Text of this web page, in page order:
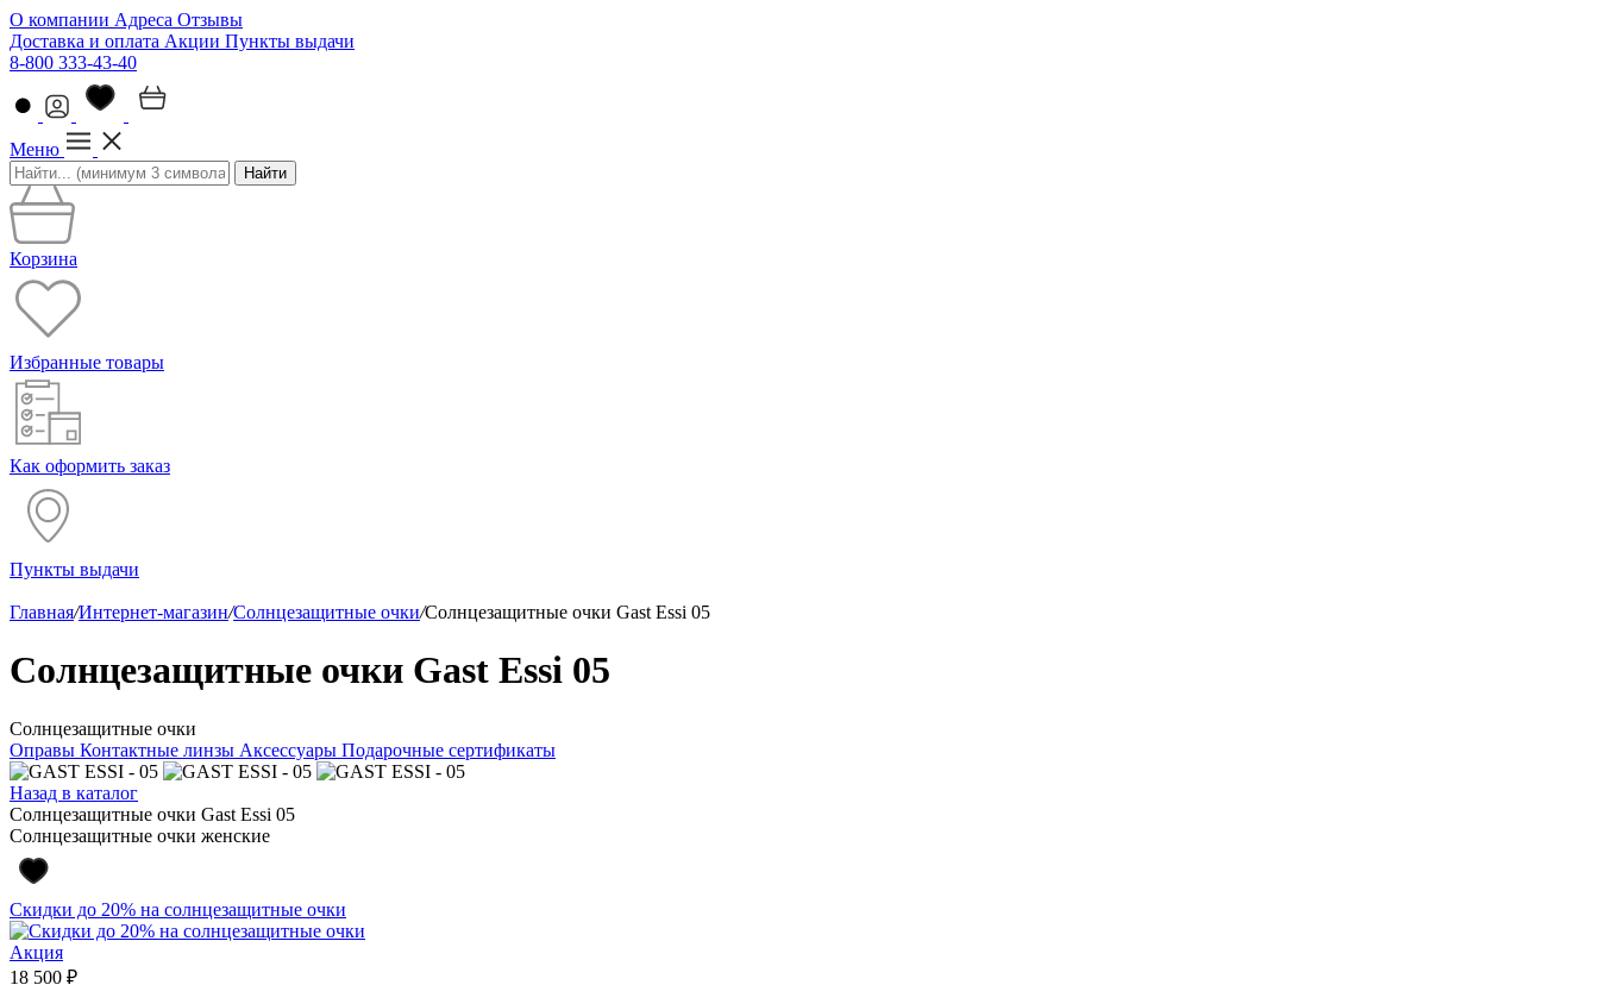
О компании Адреса Отзывы
Доставка и оплата Акции Пункты выдачи
8-800 333-43-40
Меню
Найти
Корзина
Избранные товары
Как оформить заказ
Пункты выдачи
Главная/Интернет-магазин/Солнцезащитные очки/Солнцезащитные очки Gast Essi 05
Солнцезащитные очки Gast Essi 05
Солнцезащитные очки
Оправы Контактные линзы Аксессуары Подарочные сертификаты
Назад в каталог
Солнцезащитные очки Gast Essi 05
Солнцезащитные очки женские
Скидки до 20% на солнцезащитные очки
Акция
18 500 ₽